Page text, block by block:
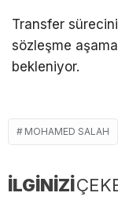
Transfer
sözleşme
bekleniyor.
MOHAMED SALAH
İLGİNİZİ